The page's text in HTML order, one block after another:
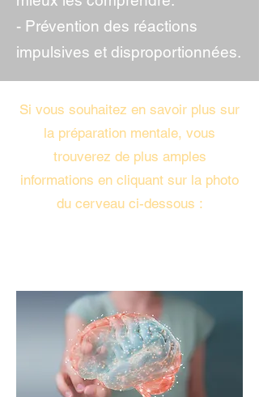
​- Prévention des réactions
impulsives et disproportionnées.
Si vous souhaitez en savoir plus sur
la préparation mentale, vous
trouverez de plus amples
informations en cliquant sur la photo
du cerveau ci-dessous :